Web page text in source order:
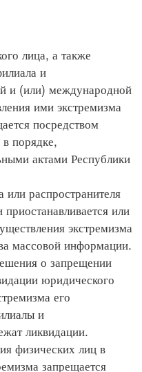
лица, а также
и
и (или) международной
ими экстремизма
посредством
порядке,
актами Республики
распространителя
или
экстремизма
массовой информации.
о запрещении
юридического
его
и
ликвидации.
физических лиц в
запрещается